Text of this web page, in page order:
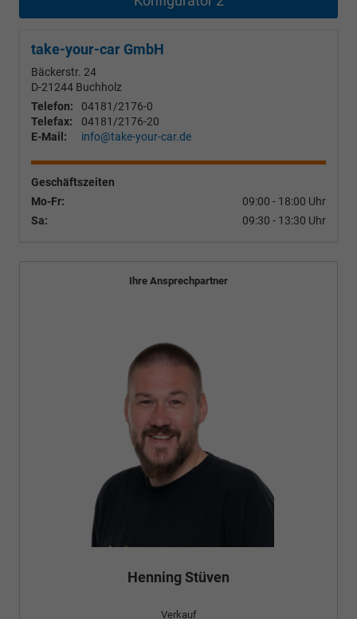
take-your-car GmbH
Bäckerstr. 24
D-21244 Buchholz
Telefon:
04181/2176-0
Telefax:
04181/2176-20
E-Mail:
info@take-your-car.de
Geschäftszeiten
Mo-Fr:
09:00 - 18:00 Uhr
Sa:
09:30 - 13:30 Uhr
Ihre Ansprechpartner